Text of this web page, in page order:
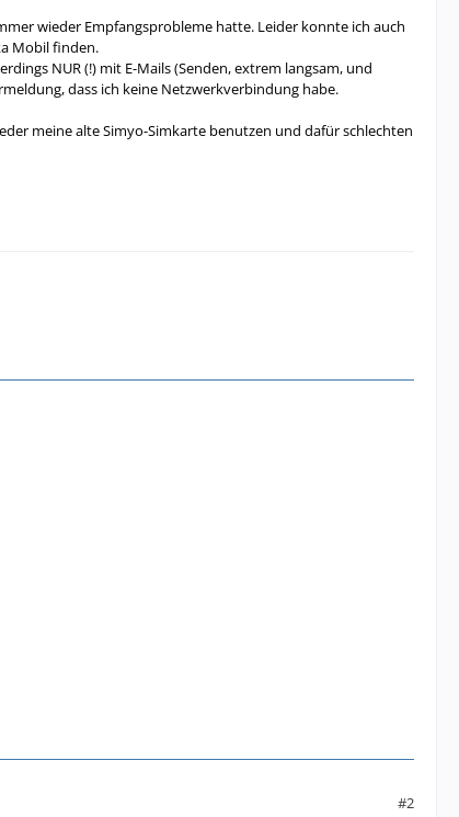
wieder Empfangsprobleme hatte. Leider konnte ich auch
Mobil finden.
NUR (!) mit E-Mails (Senden, extrem langsam, und
dass ich keine Netzwerkverbindung habe.
meine alte Simyo-Simkarte benutzen und dafür schlechten
#2